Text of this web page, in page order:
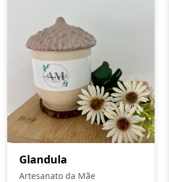
Glandula
Artesanato da Mãe